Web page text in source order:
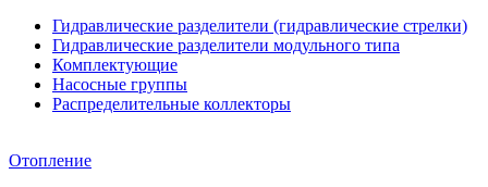
Гидравлические разделители (гидравлические стрелки)
Гидравлические разделители модульного типа
Комплектующие
Насосные группы
Распределительные коллекторы
Отопление